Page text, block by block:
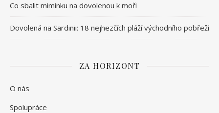
Co sbalit miminku na dovolenou k moři
Dovolená na Sardinii: 18 nejhezčích pláží východního pobřeží
ZA HORIZONT
O nás
Spolupráce